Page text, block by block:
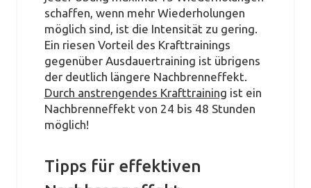
schaffen, wenn mehr Wiederholungen
möglich sind, ist die Intensität zu gering.
Ein riesen Vorteil des Krafttrainings
gegenüber Ausdauertraining ist übrigens
der deutlich längere Nachbrenneffekt.
Durch anstrengendes Krafttraining ist ein
Nachbrenneffekt von 24 bis 48 Stunden
möglich!
Tipps für effektiven